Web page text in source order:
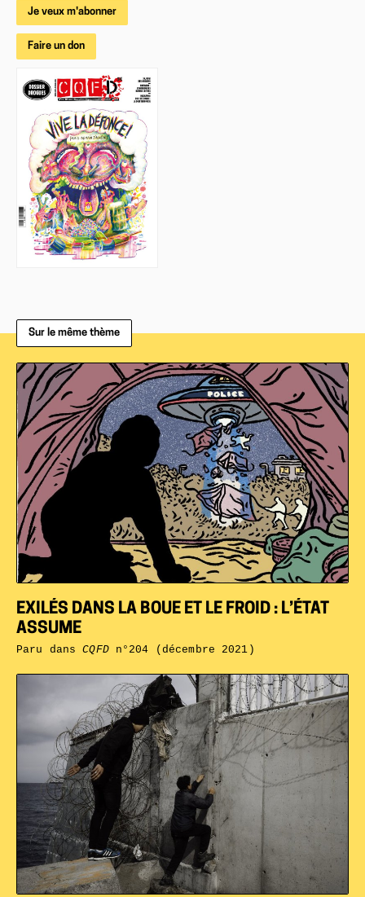
Je veux m'abonner
Faire un don
Sur le même thème
EXILÉS DANS LA BOUE ET LE FROID : L’ÉTAT
ASSUME
Paru dansCQFDn°204 (décembre 2021)